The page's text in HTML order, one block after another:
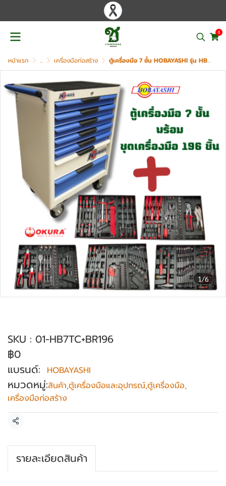
0
หน้าแรก ... เครื่องมือก่อสร้าง ตู้เครื่องมือ 7 ชั้น HOBAYASHI รุ่น HB-7TC พร้อมชุดเครื่องมือ 196 ชิ้น
1/6
SKU : 01-HB7TC+BR196
฿0
แบรนด์:
HOBAYASHI
หมวดหมู่:สินค้า,ตู้เครื่องมือและอุปกรณ์,ตู้เครื่องมือ,
เครื่องมือก่อสร้าง
แชร์
รายละเอียดสินค้า